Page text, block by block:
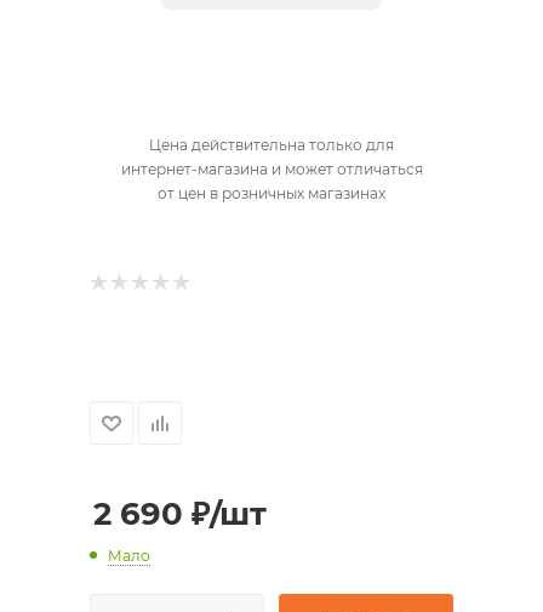
Цена действительна только для
интернет-магазина и может отличаться
от цен в розничных магазинах
2 690 ₽/шт
Мало